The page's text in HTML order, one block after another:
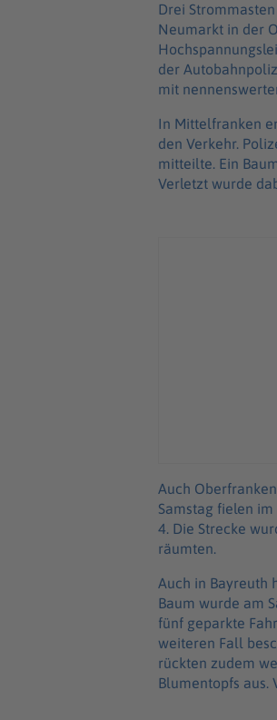
Drei
Neumarkt in der
der
mit
In Mittelfranken
den Verkehr.
mitteilte. Ein
Verletzt wurde
Auch
Samstag fielen
4. Die Strecke
räumten.
Auch in Bayreuth
Baum wurde am
fünf geparkte
weiteren Fall
rückten zudem
Blumentopfs aus.